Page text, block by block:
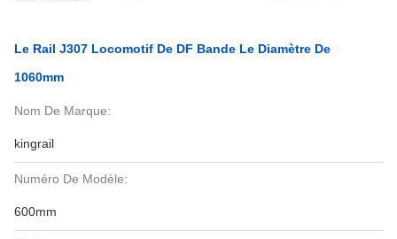
Le Rail J307 Locomotif De DF Bande Le Diamètre De
1060mm
Nom De Marque:
kingrail
Numéro De Modèle:
600mm